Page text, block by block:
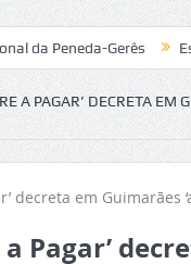
Esposende.
A PAGAR’ DECRETA
a Pagar’